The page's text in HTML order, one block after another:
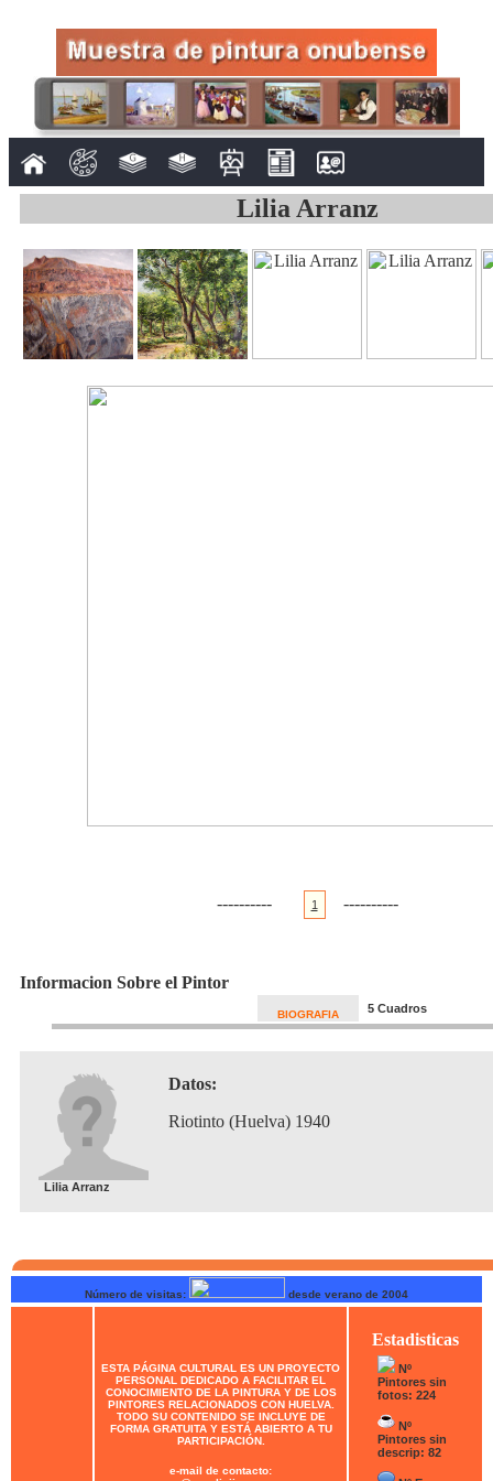
Lilia Arranz
---------- 1 ----------
Informacion Sobre el Pintor
BIOGRAFIA 5 Cuadros
Lilia Arranz
Datos:
Riotinto (Huelva) 1940
Número de visitas: desde verano de 2004
ESTA PÁGINA CULTURAL ES UN PROYECTO
PERSONAL DEDICADO A FACILITAR EL
CONOCIMIENTO DE LA PINTURA Y DE LOS
PINTORES RELACIONADOS CON HUELVA.
TODO SU CONTENIDO SE INCLUYE DE
FORMA GRATUITA Y ESTÁ ABIERTO A TU
PARTICIPACIÓN.
e-mail de contacto:
Estadisticas
Nº
Pintores sin
fotos: 224
Nº
Pintores sin
descrip: 82